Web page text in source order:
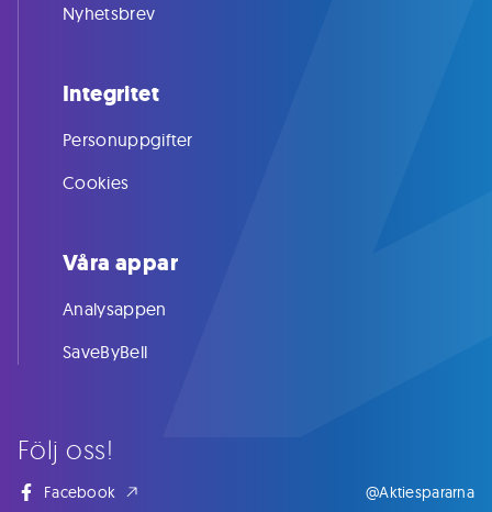
Följ oss!
Facebook @Aktiespararna
Nyhetsbrev
Integritet
Personuppgifter
Cookies
Våra appar
Analysappen
SaveByBell